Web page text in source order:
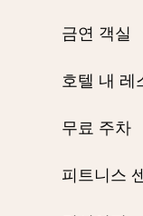
금연 객실
호텔 내 레
무료 주차
피트니스